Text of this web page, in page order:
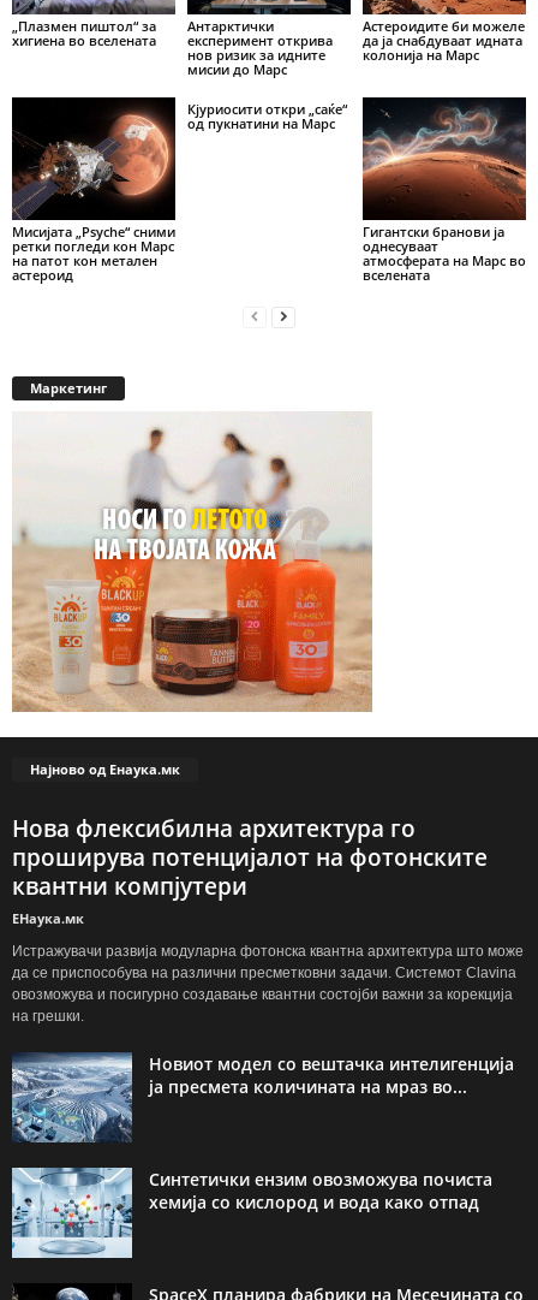
„Плазмен пиштол“ за
хигиена во вселената
Антарктички
експеримент открива
нов ризик за идните
мисии до Марс
Астероидите би можеле
да ја снабдуваат идната
колонија на Марс
Мисијата „Psyche“ сними
ретки погледи кон Марс
на патот кон метален
астероид
Кјуриосити откри „саќе“
од пукнатини на Марс
Гигантски бранови ја
однесуваат
атмосферата на Марс во
вселената
Маркетинг
Најново од Енаука.мк
Нова флексибилна архитектура го
проширува потенцијалот на фотонските
квантни компјутери
ЕНаука.мк
Истражувачи развија модуларна фотонска квантна архитектура што може
да се приспособува на различни пресметковни задачи. Системот Clavina
овозможува и посигурно создавање квантни состојби важни за корекција
на грешки.
Новиот модел со вештачка интелигенција
ја пресмета количината на мраз во...
Синтетички ензим овозможува почиста
хемија со кислород и вода како отпад
SpaceX планира фабрики на Месечината со